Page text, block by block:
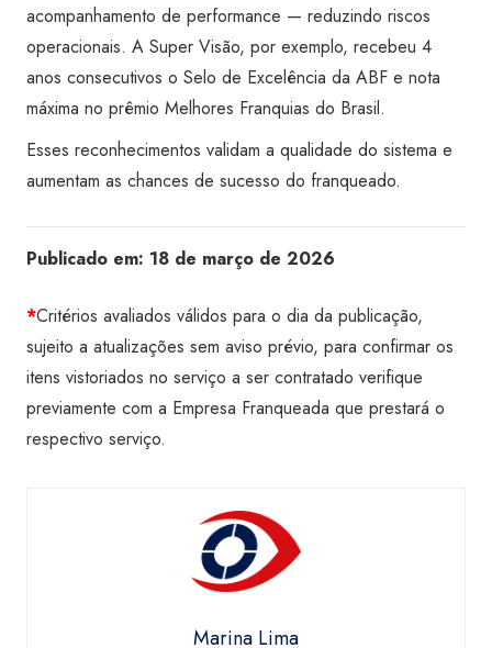
acompanhamento de performance — reduzindo riscos
operacionais. A Super Visão, por exemplo, recebeu 4
anos consecutivos o Selo de Excelência da ABF e nota
máxima no prêmio Melhores Franquias do Brasil.
Esses reconhecimentos validam a qualidade do sistema e
aumentam as chances de sucesso do franqueado.
Publicado em: 18 de março de 2026
*Critérios avaliados válidos para o dia da publicação,
sujeito a atualizações sem aviso prévio, para confirmar os
itens vistoriados no serviço a ser contratado verifique
previamente com a Empresa Franqueada que prestará o
respectivo serviço.
Marina Lima